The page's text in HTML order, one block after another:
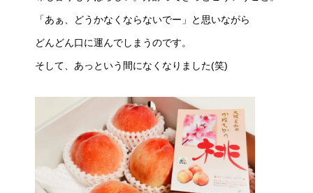
「あぁ、どうかなくならないでー」と思いながら
どんどん口に運んでしまうのです。
そして、あっという間になくなりました(笑)